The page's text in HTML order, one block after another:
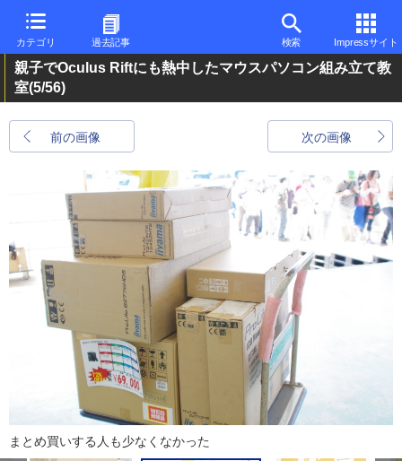
カテゴリ 過去記事 検索 Impressサイト
親子でOculus Riftにも熱中したマウスパソコン組み立て教
室(5/56)
前の画像 次の画像
まとめ買いする人も少なくなかった